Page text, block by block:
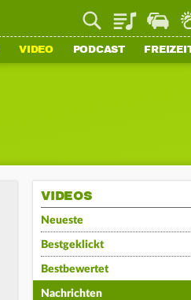
Playlist
VIDEO PODCAST
VIDEOS
Neueste
Bestgeklickt
Bestbewertet
Nachrichten